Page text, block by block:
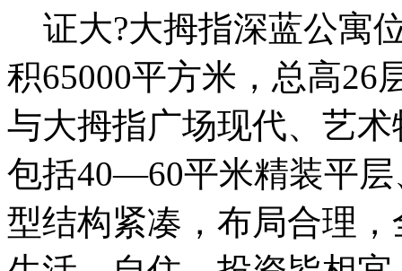
证大?大拇指深蓝公寓
积65000平方米，总高26
与大拇指广场现代、艺
包括40—60平米精装平
型结构紧凑，布局合理